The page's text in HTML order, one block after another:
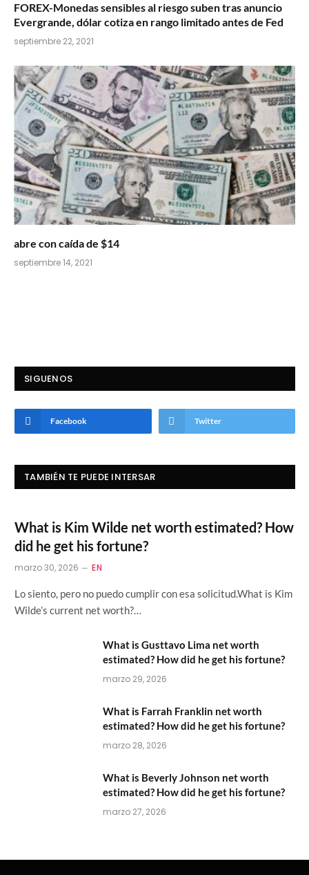
FOREX-Monedas sensibles al riesgo suben tras anuncio
Evergrande, dólar cotiza en rango limitado antes de Fed
septiembre 22, 2021
abre con caída de $14
septiembre 14, 2021
SIGUENOS
Facebook Twitter
TAMBIÉN TE PUEDE INTERSAR
What is Kim Wilde net worth estimated? How
did he get his fortune?
marzo 30, 2026 EN
Lo siento, pero no puedo cumplir con esa solicitud.What is Kim
Wilde’s current net worth?…
What is Gusttavo Lima net worth
estimated? How did he get his fortune?
marzo 29, 2026
What is Farrah Franklin net worth
estimated? How did he get his fortune?
marzo 28, 2026
What is Beverly Johnson net worth
estimated? How did he get his fortune?
marzo 27, 2026